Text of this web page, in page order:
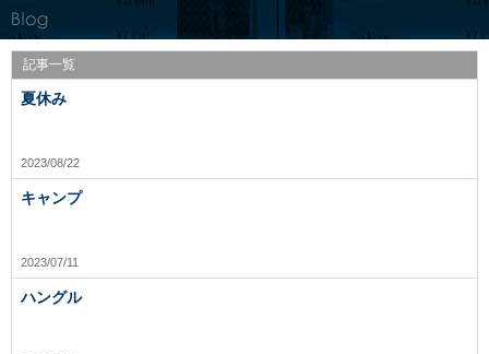
記事一覧
夏休み
2023/08/22
キャンプ
2023/07/11
ハングル